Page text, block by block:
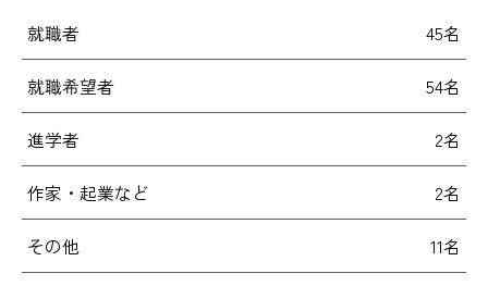
就職者 45名
就職希望者 54名
進学者 2名
作家・起業など 2名
その他 11名